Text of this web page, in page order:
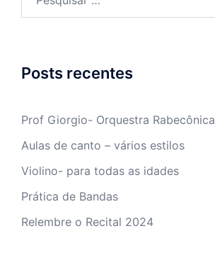
Posts recentes
Prof Giorgio- Orquestra Rabecônica
Aulas de canto – vários estilos
Violino- para todas as idades
Prática de Bandas
Relembre o Recital 2024